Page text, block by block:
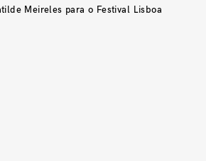
Meireles para o Festival Lisboa